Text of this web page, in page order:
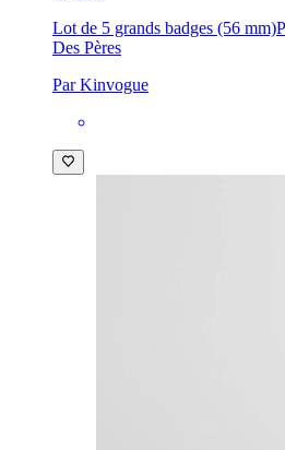
Lot de 5 grands badges (56 mm)
Des Pères
Par Kinvogue